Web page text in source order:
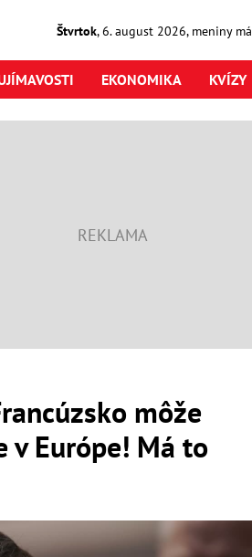
Štvrtok,6. august2026, meniny má
EKONOMIKA KVÍZY
môže
Európe! Má to